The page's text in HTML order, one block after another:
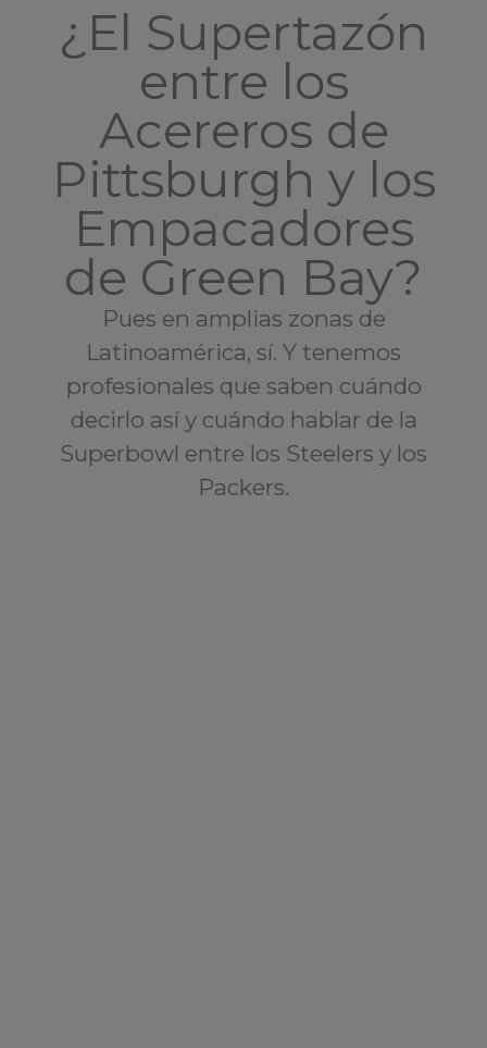
¿El Supertazón
entre los
Acereros de
Pittsburgh y los
Empacadores
de Green Bay?
Pues en amplias zonas de
Latinoamérica, sí. Y tenemos
profesionales que saben cuándo
decirlo así y cuándo hablar de la
Superbowl entre los Steelers y los
Packers.